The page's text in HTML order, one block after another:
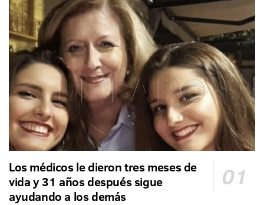
Los médicos le dieron tres meses de
vida y 31 años después sigue
ayudando a los demás